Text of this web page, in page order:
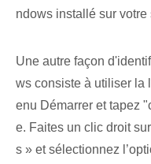
ndows installé sur votre
Une autre façon
ws consiste à utiliser la
enu Démarrer et tapez
e. Faites un clic droit
s » et sélectionnez